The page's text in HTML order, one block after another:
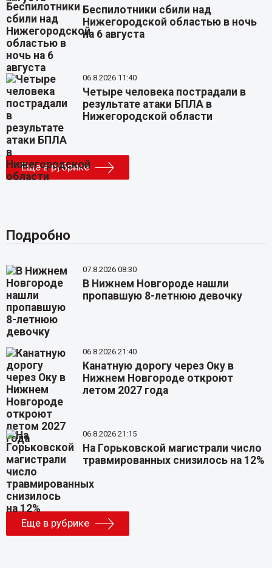
Беспилотники сбили над
Нижегородской областью в ночь
на 6 августа
06.8.2026 11:40
Четыре человека пострадали в
результате атаки БПЛА в
Нижегородской области
Еще в рубрике
Подробно
07.8.2026 08:30
В Нижнем Новгороде нашли
пропавшую 8-летнюю девочку
06.8.2026 21:40
Канатную дорогу через Оку в
Нижнем Новгороде откроют
летом 2027 года
06.8.2026 21:15
На Горьковской магистрали число
травмированных снизилось на 12%
Еще в рубрике